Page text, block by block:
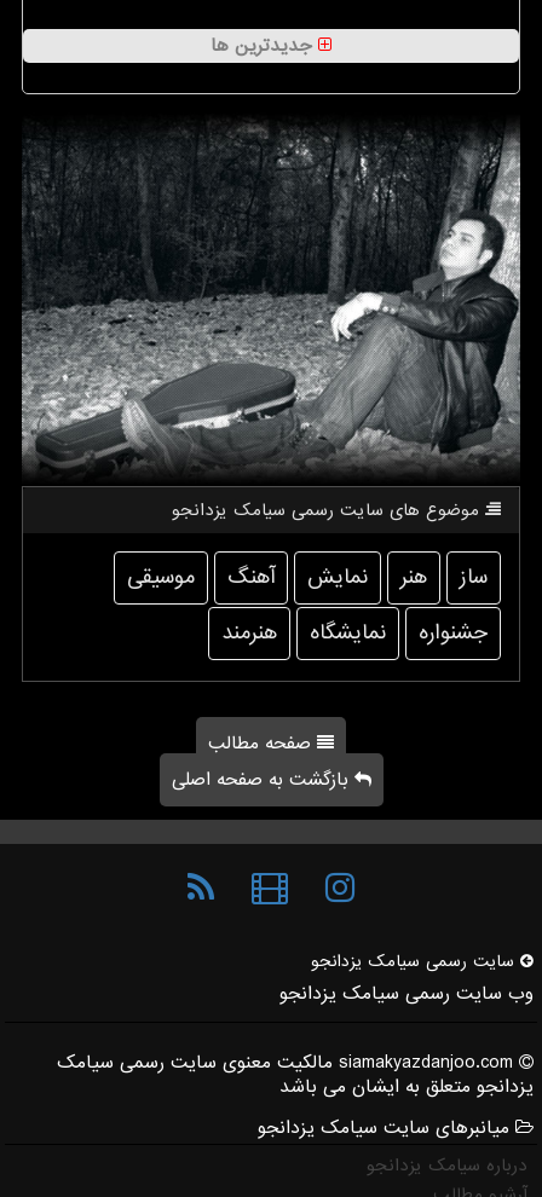
جدیدترین ها
موضوع های سایت رسمی سیامك یزدانجو
ساز هنر نمایش آهنگ
موسیقی
جشنواره
نمایشگاه هنرمند
صفحه مطالب
بازگشت به صفحه اصلی
سایت رسمی سیامك یزدانجو
وب سایت رسمی سیامک یزدانجو
siamakyazdanjoo.com مالکیت معنوی سایت رسمی سیامک
یزدانجو متعلق به ایشان می باشد
میانبرهای سایت سیامک یزدانجو
درباره سیامک یزدانجو